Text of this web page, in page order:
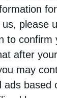
please
to confirm
after
may
ads based